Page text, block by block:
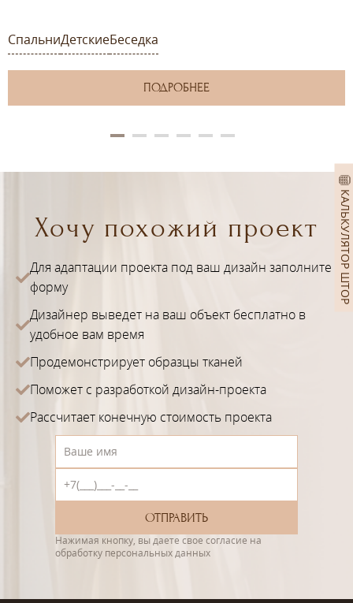
КАЛЬКУЛЯТОР ШТОР
СпальниДетскиеБеседка
ПОДРОБНЕЕ
Хочу похожий проект
Для адаптации проекта под ваш дизайн заполните
форму
Дизайнер выведет на ваш объект бесплатно в
удобное вам время
Продемонстрирует образцы тканей
Поможет с разработкой дизайн-проекта
Рассчитает конечную стоимость проекта
Нажимая кнопку, вы даете свое согласие на
обработку персональных данных